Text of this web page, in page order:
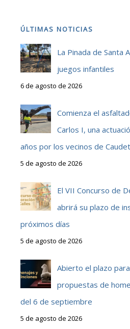
ÚLTIMAS NOTICIAS
La Pinada de Santa
juegos infantiles
6 de agosto de 2026
Comienza el
Carlos I, una
años por los vecinos de
5 de agosto de 2026
El VII Concurso de
abrirá su plazo de
próximos días
5 de agosto de 2026
Abierto el plazo
propuestas de
del 6 de septiembre
5 de agosto de 2026